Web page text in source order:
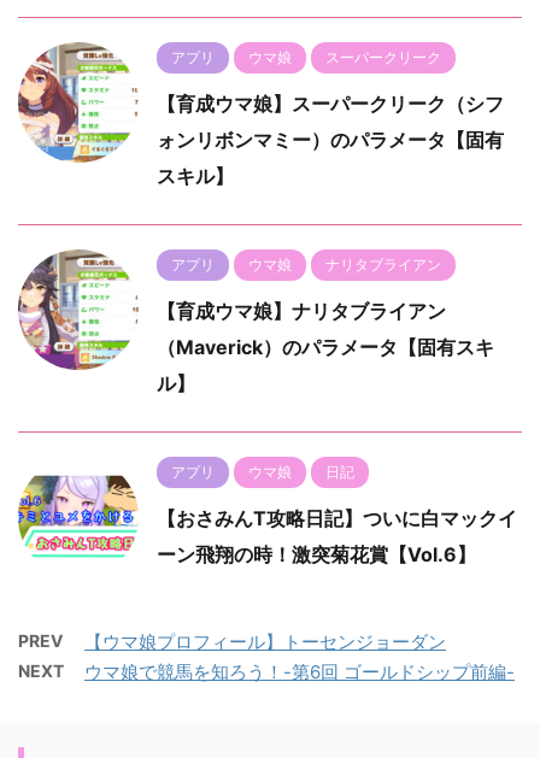
アプリ ウマ娘 スーパークリーク
【育成ウマ娘】スーパークリーク（シフ
ォンリボンマミー）のパラメータ【固有
スキル】
アプリ ウマ娘 ナリタブライアン
【育成ウマ娘】ナリタブライアン
（Maverick）のパラメータ【固有スキ
ル】
アプリ ウマ娘 日記
【おさみんT攻略日記】ついに白マックイ
ーン飛翔の時！激突菊花賞【Vol.6】
PREV 【ウマ娘プロフィール】トーセンジョーダン
NEXT ウマ娘で競馬を知ろう！-第6回 ゴールドシップ前編-